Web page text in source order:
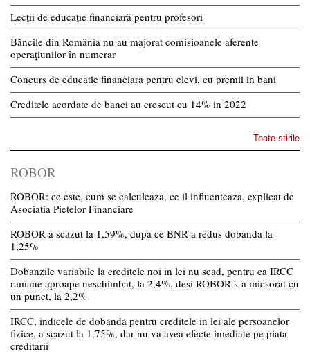
Lecții de educație financiară pentru profesori
Băncile din România nu au majorat comisioanele aferente
operațiunilor în numerar
Concurs de educatie financiara pentru elevi, cu premii in bani
Creditele acordate de banci au crescut cu 14% in 2022
Toate stirile
ROBOR
ROBOR: ce este, cum se calculeaza, ce il influenteaza, explicat de
Asociatia Pietelor Financiare
ROBOR a scazut la 1,59%, dupa ce BNR a redus dobanda la
1,25%
Dobanzile variabile la creditele noi in lei nu scad, pentru ca IRCC
ramane aproape neschimbat, la 2,4%, desi ROBOR s-a micsorat cu
un punct, la 2,2%
IRCC, indicele de dobanda pentru creditele in lei ale persoanelor
fizice, a scazut la 1,75%, dar nu va avea efecte imediate pe piata
creditarii